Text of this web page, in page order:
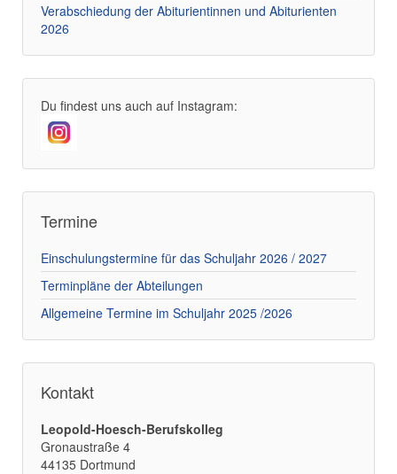
Verabschiedung der Abiturientinnen und Abiturienten
2026
Du findest uns auch auf Instagram:
Termine
Einschulungstermine für das Schuljahr 2026 / 2027
Terminpläne der Abteilungen
Allgemeine Termine im Schuljahr 2025 /2026
Kontakt
Leopold-Hoesch-Berufskolleg
Gronaustraße 4
44135 Dortmund